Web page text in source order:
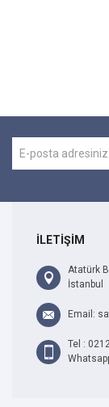
İLETİŞİM
Atatürk
İstanbul
Email:
Tel :